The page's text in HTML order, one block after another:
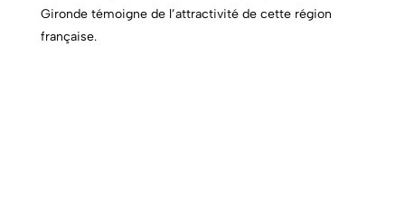
Gironde témoigne de l’attractivité de cette région
française.